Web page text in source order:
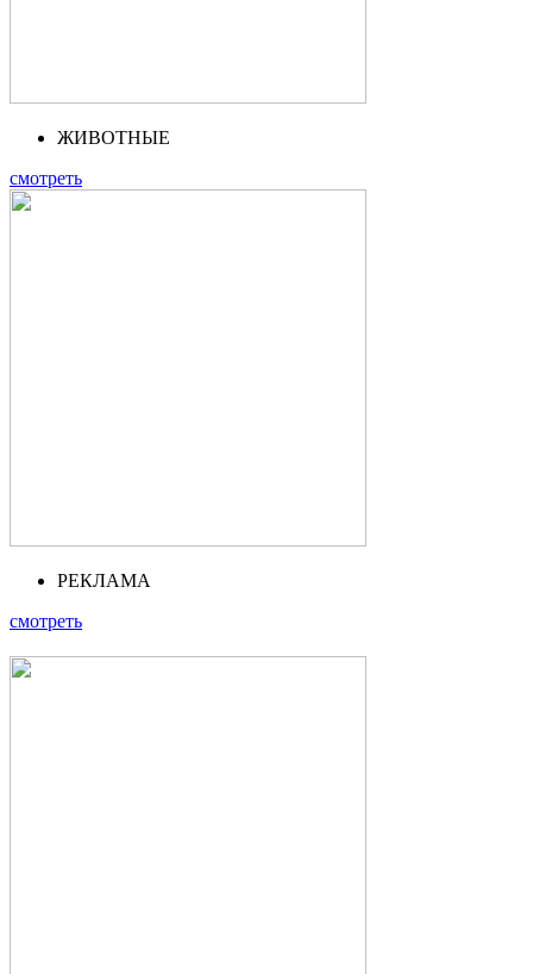
ЖИВОТНЫЕ
смотреть
РЕКЛАМА
смотреть